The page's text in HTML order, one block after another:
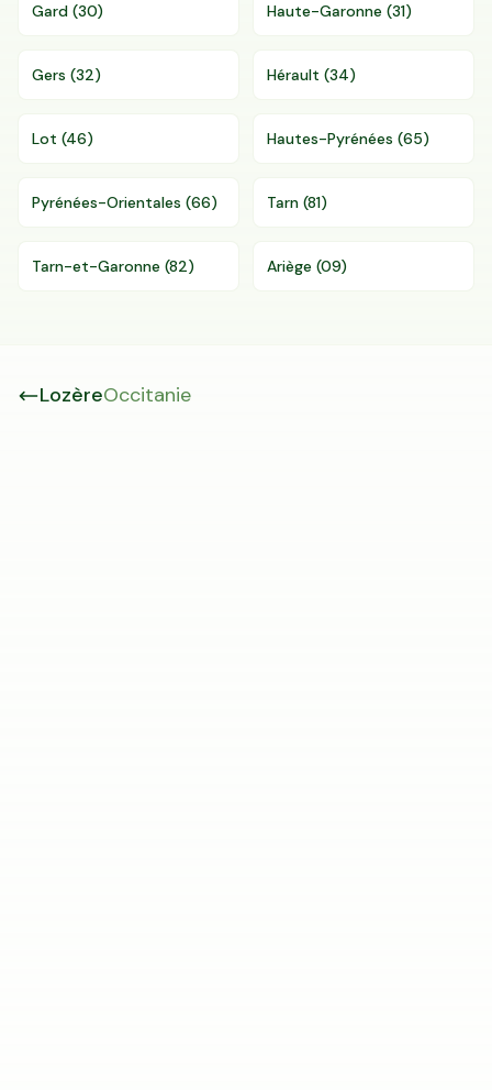
Gard (30) Haute-Garonne (31)
Gers (32) Hérault (34)
Lot (46) Hautes-Pyrénées (65)
Pyrénées-Orientales (66) Tarn (81)
Tarn-et-Garonne (82) Ariège (09)
LozèreOccitanie